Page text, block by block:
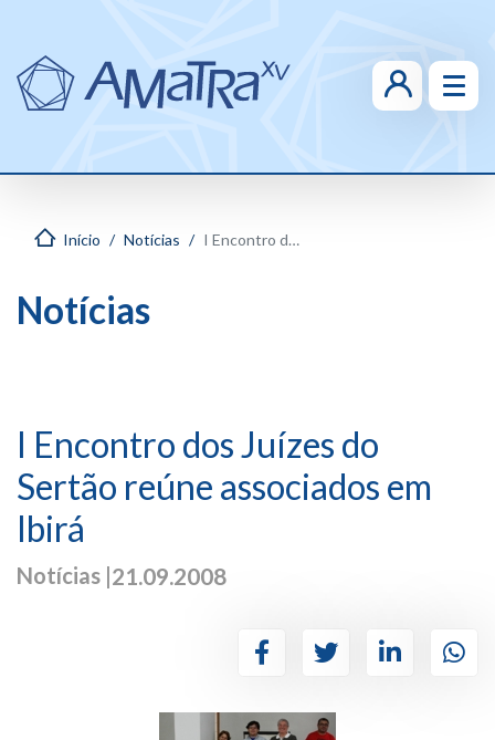
Notícias
Início Notícias I Encontro dos Juízes do Sertão reúne associados em Ibirá
I Encontro dos Juízes do
Sertão reúne associados em
Ibirá
Notícias |21.09.2008